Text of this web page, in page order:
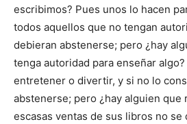
escribimos? Pues unos lo hacen
todos aquellos que no tengan
debieran abstenerse; pero ¿hay
tenga autoridad para enseñar
entretener o divertir, y si no lo
abstenerse; pero ¿hay alguien que
escasas ventas de sus libros no se